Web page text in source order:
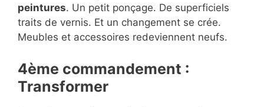
peintures. Un petit ponçage. De superficiels
traits de vernis. Et un changement se crée.
Meubles et accessoires redeviennent neufs.
4ème commandement :
Transformer